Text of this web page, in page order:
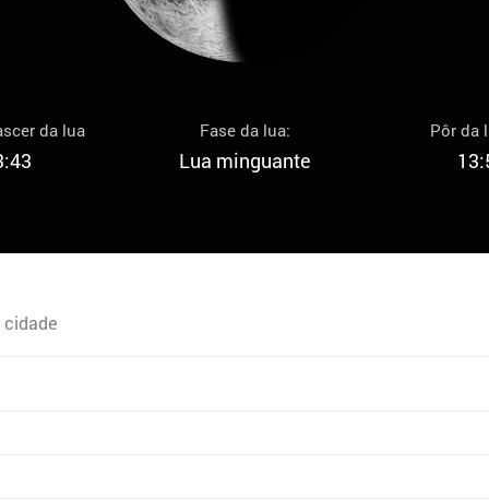
da lua Fase da lua:
Lua minguante
Pôr da
cidade